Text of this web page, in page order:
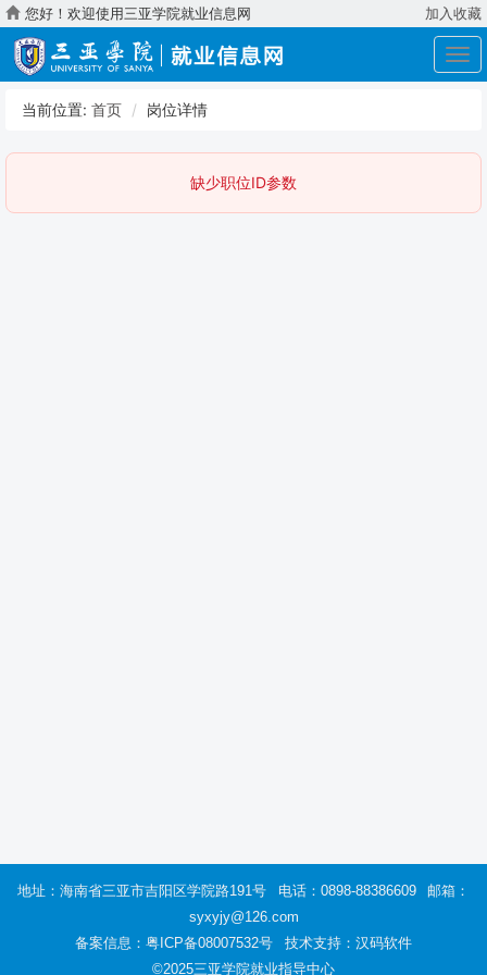
您好！欢迎使用三亚学院就业信息网 加入收藏
展
开
当前位置: 首页 岗位详情
缺少职位ID参数
地址：海南省三亚市吉阳区学院路191号 电话：0898-88386609
邮箱：
syxyjy@126.com
备案信息：粤ICP备08007532号
技术支持：汉码软件
©2025三亚学院就业指导中心